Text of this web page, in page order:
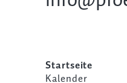
Startseite
Kalender